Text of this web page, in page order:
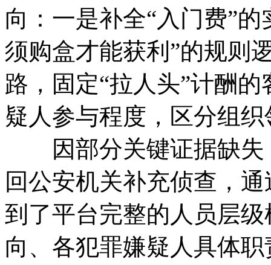
向：一是补全“入门费”
须购盒才能获利”的规则
路，固定“拉人头”计酬
疑人参与程度，区分组
因部分关键证据缺失
回公安机关补充侦查，
到了平台完整的人员层
向、各犯罪嫌疑人具体